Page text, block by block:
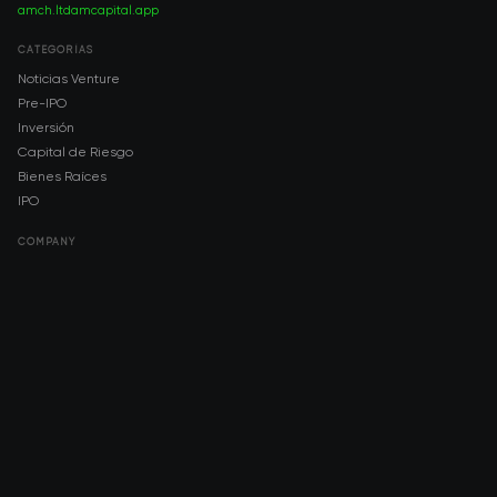
amch.ltdamcapital.app
CATEGORÍAS
Noticias Venture
Pre-IPO
Inversión
Capital de Riesgo
Bienes Raíces
IPO
COMPANY